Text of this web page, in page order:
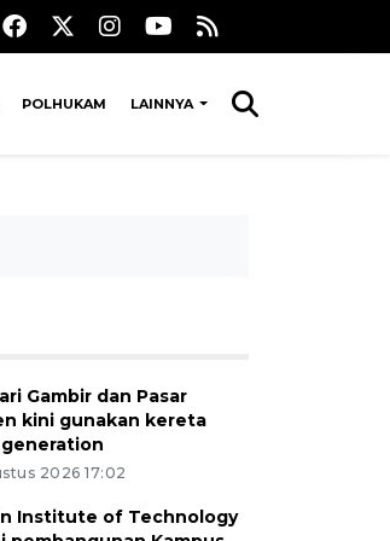
POLHUKAM LAINNYA
Gambir dan Pasar
kini gunakan kereta
2026 17:02
Institute of Technology